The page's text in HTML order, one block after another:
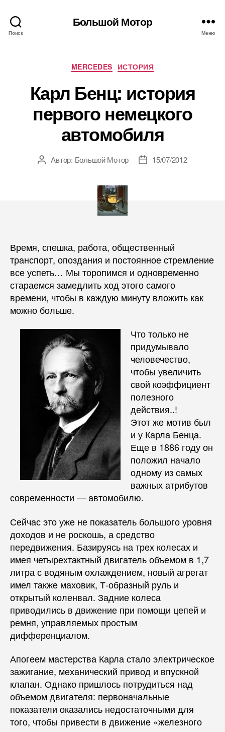
Поиск
Большой Мотор
Меню
Рубрики
MERCEDES ИСТОРИЯ
Карл Бенц: история
первого немецкого
автомобиля
АвторАвтор: Большой Мотор
Дата15/07/2012
Время, спешка, работа, общественный
транспорт, опоздания и постоянное стремление
все успеть… Мы торопимся и одновременно
стараемся замедлить ход этого самого
времени, чтобы в каждую минуту вложить как
можно больше.
Что только не
придумывало
человечество,
чтобы увеличить
свой коэффициент
полезного
действия..!
Этот же мотив был
и у Карла Бенца.
Еще в 1886 году он
положил начало
одному из самых
важных атрибутов
современности — автомобилю.
Сейчас это уже не показатель большого уровня
доходов и не роскошь, а средство
передвижения. Базируясь на трех колесах и
имея четырехтактный двигатель объемом в 1,7
литра с водяным охлаждением, новый агрегат
имел также маховик, Т-образный руль и
открытый коленвал. Задние колеса
приводились в движение при помощи цепей и
ремня, управляемых простым
дифференциалом.
Апогеем мастерства Карла стало электрическое
зажигание, механический привод и впускной
клапан. Однако пришлось потрудиться над
объемом двигателя: первоначальные
показатели оказались недостаточными для
того, чтобы привести в движение «железного